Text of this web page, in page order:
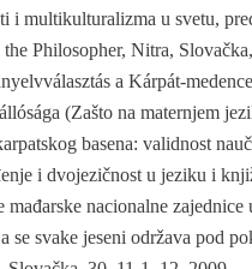
i multikulturalizma u svetu,
Philosopher, Nitra,
a Kárpát-
(Zašto na maternjem
basena: validnost
i dvojezičnost u jeziku i
mađarske nacionalne
se svake jeseni održava pod